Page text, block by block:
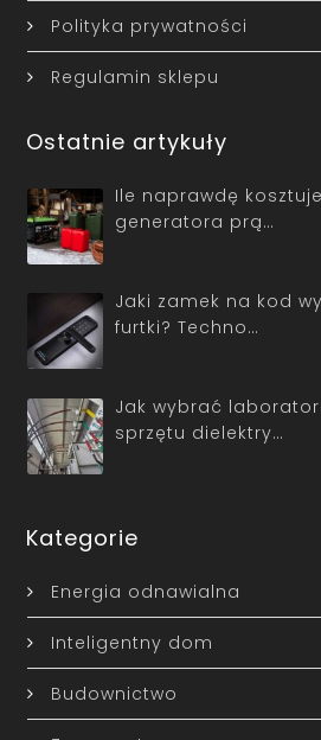
Polityka prywatności
Regulamin sklepu
Ostatnie artykuły
Ile naprawdę
generatora prą…
Jaki zamek na kod
furtki? Techno…
Jak wybrać
sprzętu dielektry…
Kategorie
Energia odnawialna
Inteligentny dom
Budownictwo